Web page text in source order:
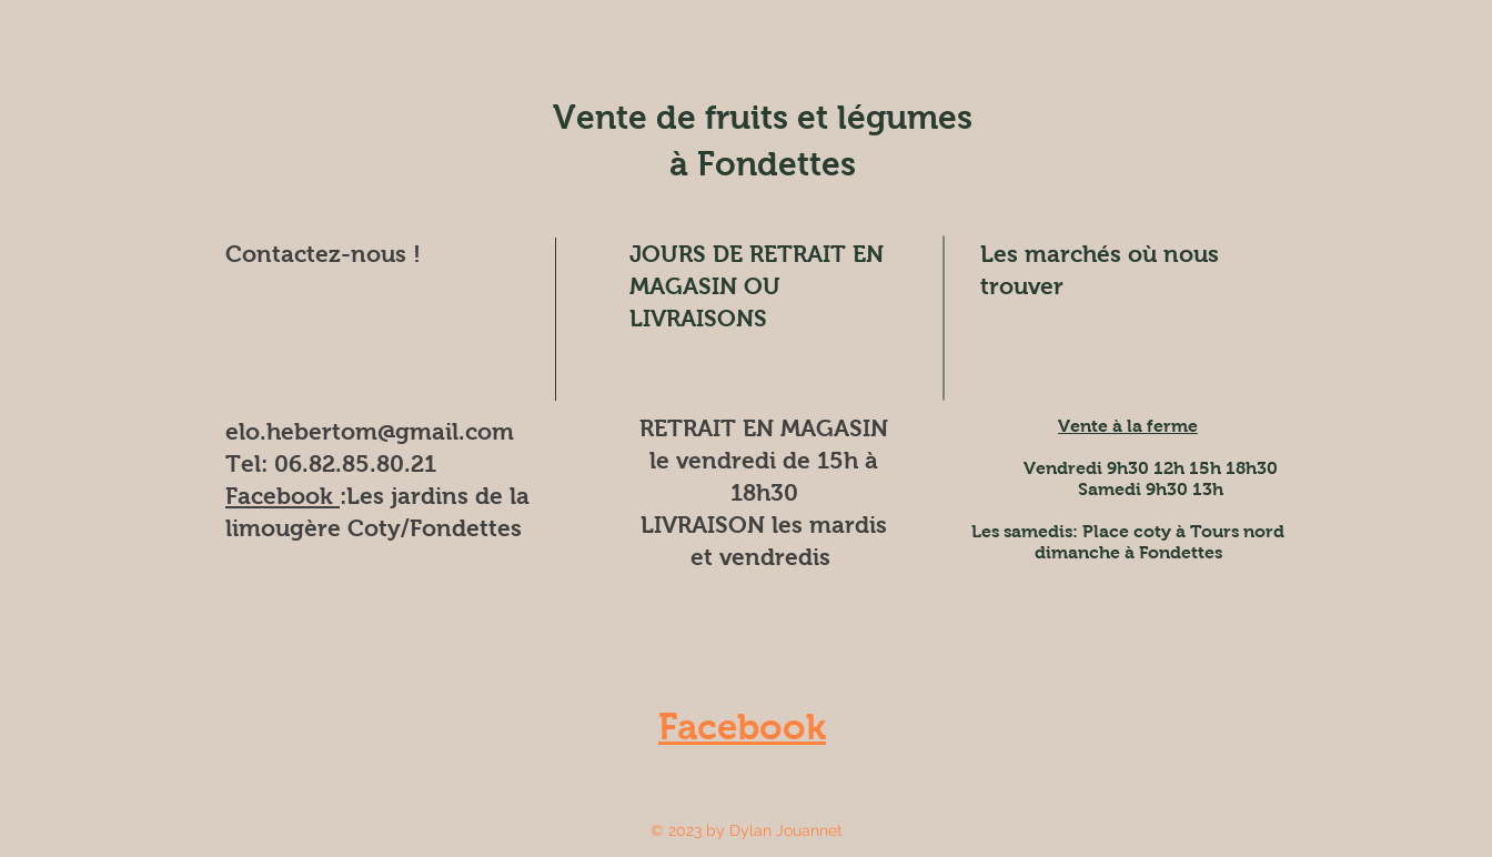
Vente de fruits et légumes
à Fondettes
Contactez-nous !
Les marchés où nous
trouver
JOURS DE RETRAIT EN
MAGASIN OU
LIVRAISONS
elo.hebertom@gmail.com
Tel: 06.82.85.80.21
Facebook :Les jardins de la
limougère Coty/Fondettes
RETRAIT EN MAGASIN
le vendredi de 15h à
18h30
LIVRAISON les mardis
et vendredis
Vente à la ferme
Vendredi 9h30 12h 15h 18h30
Samedi 9h30 13h
Les samedis: Place coty à Tours nord
dimanche à Fondettes
Facebook
© 2023 by Dylan Jouannet